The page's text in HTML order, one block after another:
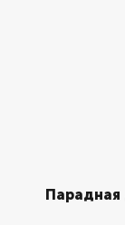
Парадная